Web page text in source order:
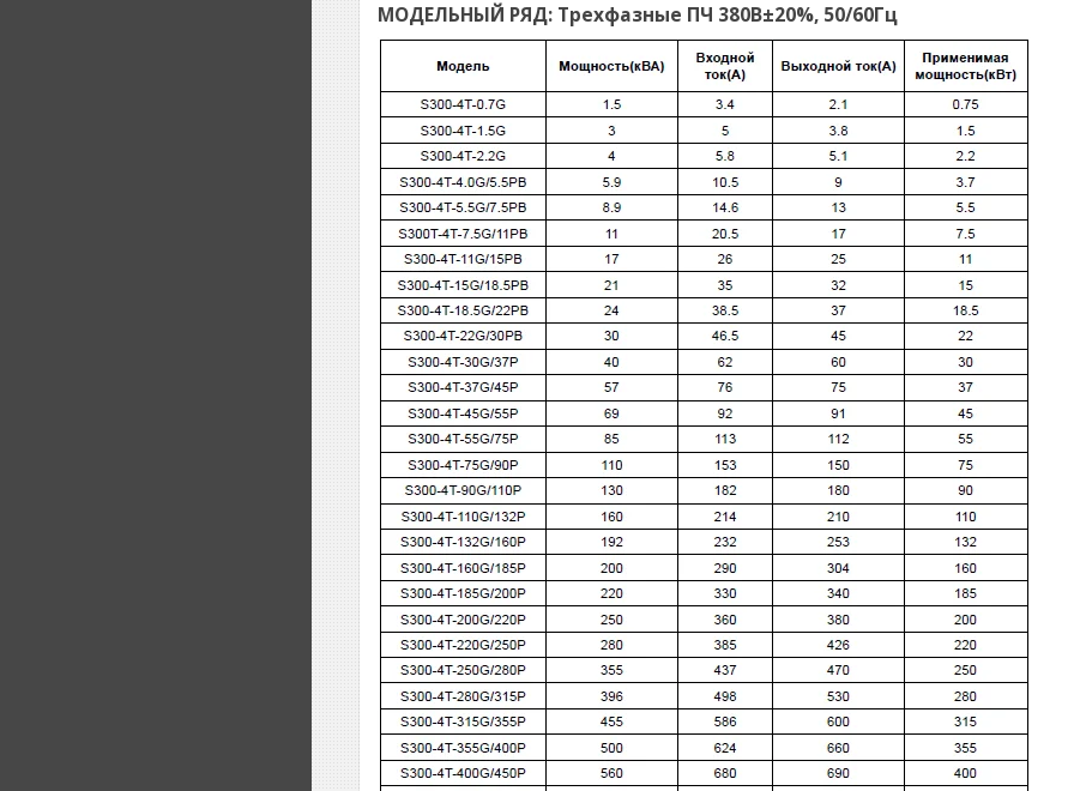
МОДЕЛЬНЫЙ РЯД: Трехфазные ПЧ 380В±20%, 50/60Гц